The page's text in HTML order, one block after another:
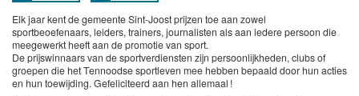
Elk jaar kent de gemeente Sint-Joost prijzen toe aan zowel
sportbeoefenaars, leiders, trainers, journalisten als aan iedere persoon die
meegewerkt heeft aan de promotie van sport.
De prijswinnaars van de sportverdiensten zijn persoonlijkheden, clubs of
groepen die het Tennoodse sportleven mee hebben bepaald door hun acties
en hun toewijding. Gefeliciteerd aan hen allemaal !